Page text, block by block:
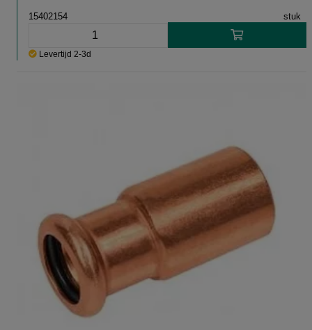
15402154 stuk
Levertijd 2-3d